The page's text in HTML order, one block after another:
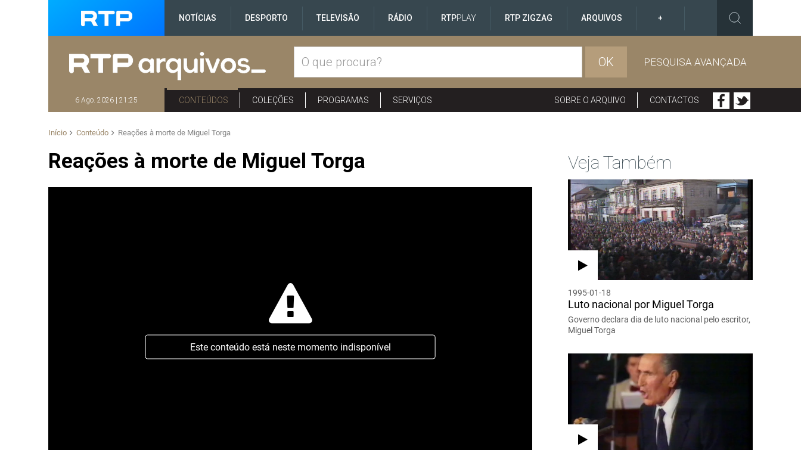
NOTÍCIAS DESPORTO TELEVISÃO RÁDIO RTPPLAY RTP ZIGZAG ARQUIVOS +
OK PESQUISA AVANÇADA
6 Ago. 2026 | 21:25 CONTEÚDOS COLEÇÕES PROGRAMAS SERVIÇOS SOBRE O ARQUIVO CONTACTOS
Início Conteúdo Reações à morte de Miguel Torga
Reações à morte de Miguel Torga
Este conteúdo está neste momento indisponível
Veja Também
1995-01-18
Luto nacional por Miguel Torga
Governo declara dia de luto nacional pelo escritor,
Miguel Torga